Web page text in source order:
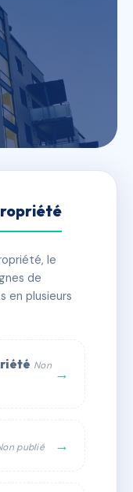
bâtiment(s)
le
de
en plusieurs
Non →
publié →